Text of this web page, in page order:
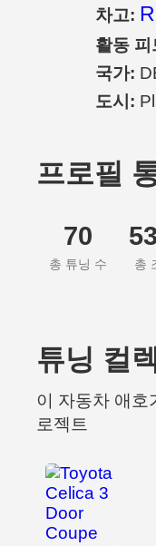
차고:
활동
국가:
도시:
프로필
70
총 튜닝 수 총
튜닝 컬
이 자동차 애호
로젝트